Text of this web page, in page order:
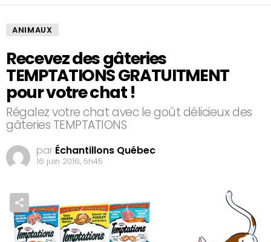
ANIMAUX
Recevez des gâteries
TEMPTATIONS GRATUITMENT
pour votre chat !
Régalez votre chat avec le goût délicieux des
gâteries TEMPTATIONS
par Échantillons Québec
16 juin 2016, 5h45